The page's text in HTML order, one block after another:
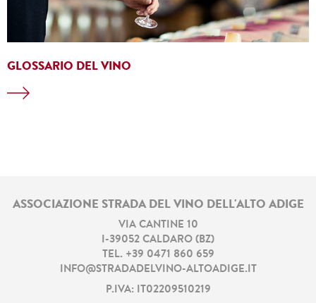
GLOSSARIO DEL VINO
ASSOCIAZIONE STRADA DEL VINO DELL'ALTO ADIGE
VIA CANTINE 10
I-39052 CALDARO (BZ)
TEL. +39 0471 860 659
INFO@STRADADELVINO-ALTOADIGE.IT
P.IVA: IT02209510219